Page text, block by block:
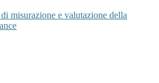
di misurazione e valutazione della